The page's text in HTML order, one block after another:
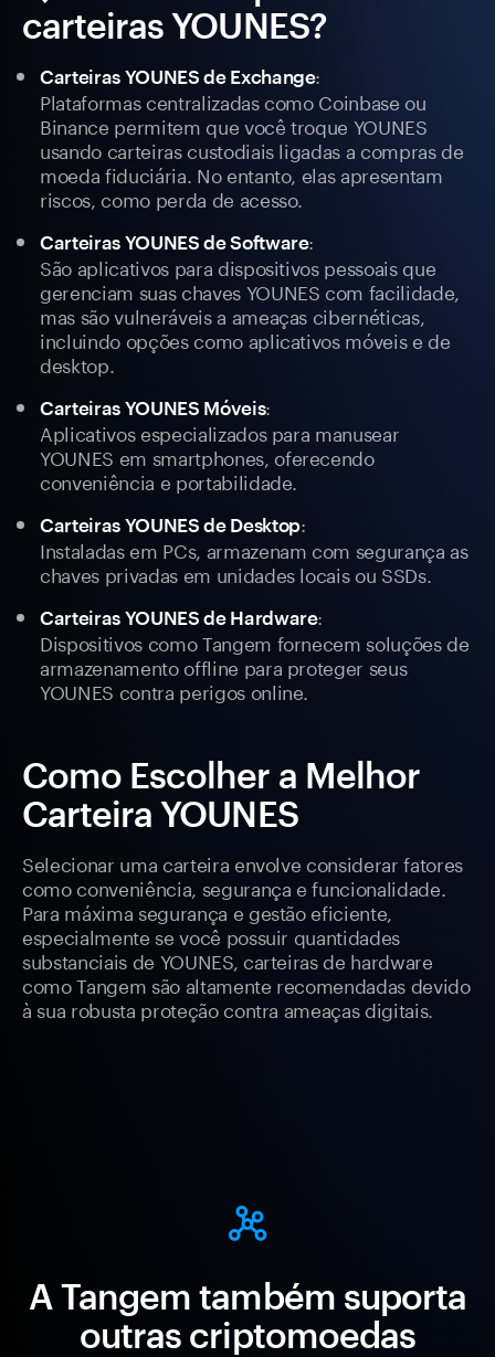
carteiras YOUNES?
Carteiras YOUNES de Exchange:
Plataformas centralizadas como Coinbase ou
Binance permitem que você troque YOUNES
usando carteiras custodiais ligadas a compras de
moeda fiduciária. No entanto, elas apresentam
riscos, como perda de acesso.
Carteiras YOUNES de Software:
São aplicativos para dispositivos pessoais que
gerenciam suas chaves YOUNES com facilidade,
mas são vulneráveis a ameaças cibernéticas,
incluindo opções como aplicativos móveis e de
desktop.
Carteiras YOUNES Móveis:
Aplicativos especializados para manusear
YOUNES em smartphones, oferecendo
conveniência e portabilidade.
Carteiras YOUNES de Desktop:
Instaladas em PCs, armazenam com segurança as
chaves privadas em unidades locais ou SSDs.
Carteiras YOUNES de Hardware:
Dispositivos como Tangem fornecem soluções de
armazenamento offline para proteger seus
YOUNES contra perigos online.
Como Escolher a Melhor
Carteira YOUNES
Selecionar uma carteira envolve considerar fatores
como conveniência, segurança e funcionalidade.
Para máxima segurança e gestão eficiente,
especialmente se você possuir quantidades
substanciais de YOUNES, carteiras de hardware
como Tangem são altamente recomendadas devido
à sua robusta proteção contra ameaças digitais.
A Tangem também suporta
outras criptomoedas